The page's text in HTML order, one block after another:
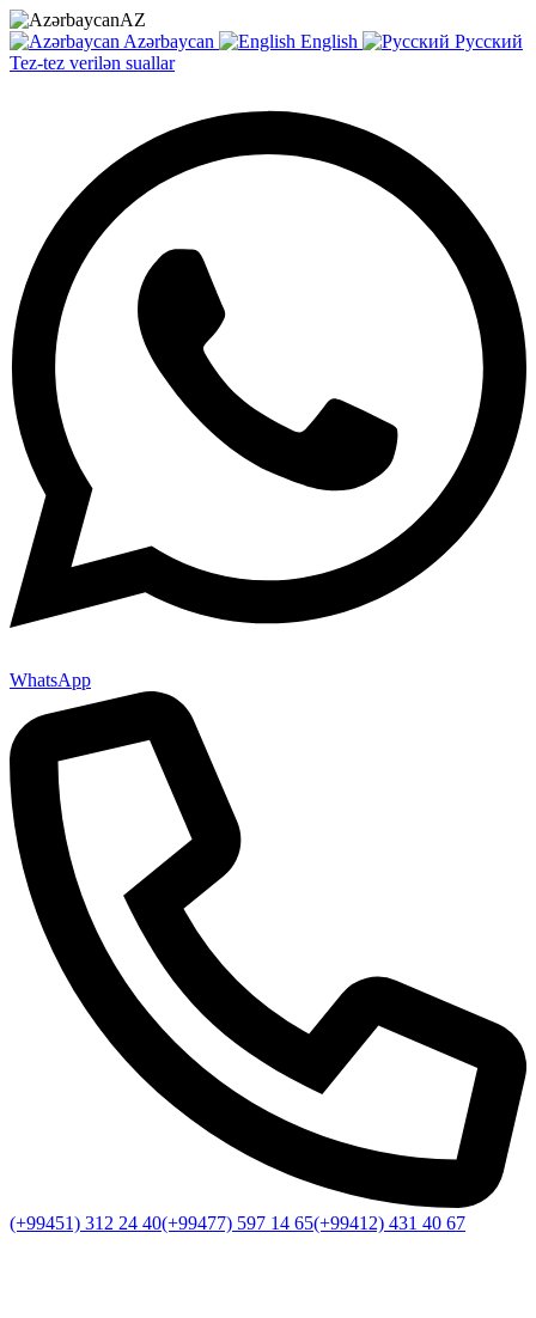
AZ
Azərbaycan
English
Русский
Tez-tez verilən suallar
WhatsApp
(+99451) 312 24 40(+99477) 597 14 65(+99412) 431 40 67